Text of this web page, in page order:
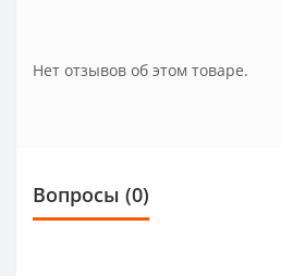
Нет отзывов об этом товаре.
Вопросы (0)